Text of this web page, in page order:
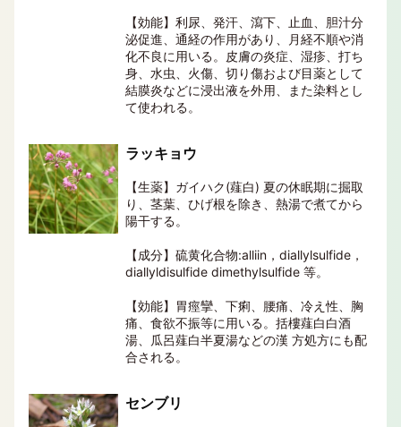
【効能】利尿、発汗、瀉下、止血、胆汁分
泌促進、通経の作用があり、月経不順や消
化不良に用いる。皮膚の炎症、湿疹、打ち
身、水虫、火傷、切り傷および目薬として
結膜炎などに浸出液を外用、また染料とし
て使われる。
ラッキョウ
【生薬】ガイハク(薤白) 夏の休眠期に掘取
り、茎葉、ひげ根を除き、熱湯で煮てから
陽干する。
【成分】硫黄化合物:alliin，diallylsulfide，
diallyldisulfide dimethylsulfide 等。
【効能】胃痙攣、下痢、腰痛、冷え性、胸
痛、食欲不振等に用いる。括樓薤白白酒
湯、瓜呂薤白半夏湯などの漢 方処方にも配
合される。
センブリ